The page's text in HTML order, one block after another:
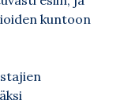
kuntoon